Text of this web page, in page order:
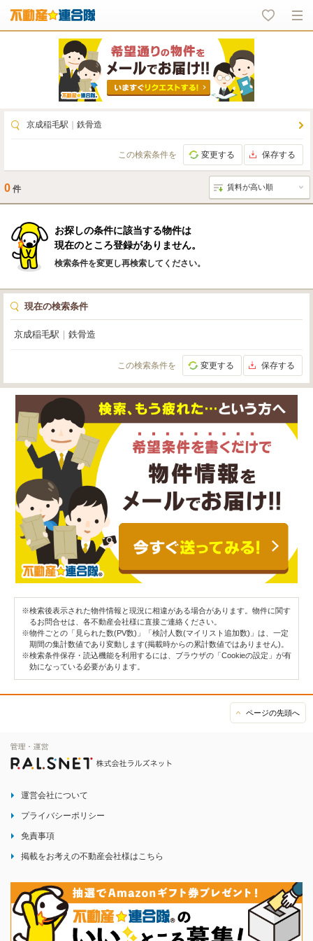
京成稲毛駅 鉄骨造
この検索条件を 変更する 保存する
0 件
お探しの条件に該当する物件は
現在のところ登録がありません。
検索条件を変更し再検索してください。
現在の検索条件
京成稲毛駅 鉄骨造
この検索条件を 変更する 保存する
※検索後表示された物件情報と現況に相違がある場合があります。物件に関す
るお問合せは、各不動産会社様に直接ご連絡ください。
※物件ごとの「見られた数(PV数)」「検討人数(マイリスト追加数)」は、一定
期間の集計数値であり変動します(掲載時からの累計数値ではありません)。
※検索条件保存・読込機能を利用するには、ブラウザの「Cookieの設定」が有
効になっている必要があります。
ページの先頭へ
運営会社について
プライバシーポリシー
免責事項
掲載をお考えの不動産会社様はこちら